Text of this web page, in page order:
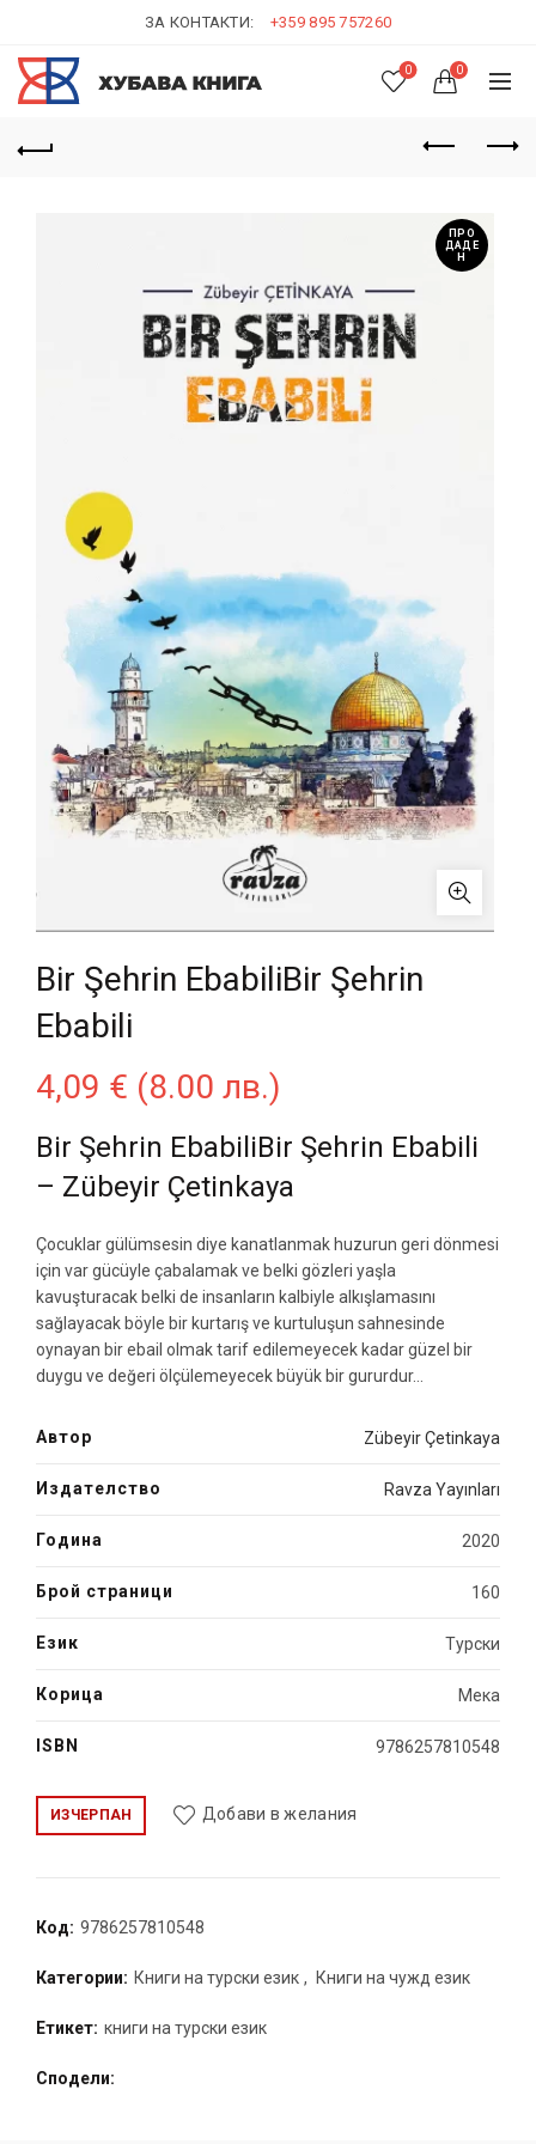
ЗА КОНТАКТИ: +359 895 757260
0 0
ПРО
ДАДЕ
Н
Bir Şehrin EbabiliBir Şehrin
Ebabili
4,09 € (8.00 лв.)
Bir Şehrin EbabiliBir Şehrin Ebabili
– Zübeyir Çetinkaya
Çocuklar gülümsesin diye kanatlanmak huzurun geri dönmesi
için var gücüyle çabalamak ve belki gözleri yaşla
kavuşturacak belki de insanların kalbiyle alkışlamasını
sağlayacak böyle bir kurtarış ve kurtuluşun sahnesinde
oynayan bir ebail olmak tarif edilemeyecek kadar güzel bir
duygu ve değeri ölçülemeyecek büyük bir gururdur…
Автор Zübeyir Çetinkaya
Издателство Ravza Yayınları
Година 2020
Брой страници 160
Език Турски
Корица Мека
ISBN 9786257810548
ИЗЧЕРПАН Добави в желания
Код: 9786257810548
Категории: Книги на турски език , Книги на чужд език
Етикет: книги на турски език
Сподели